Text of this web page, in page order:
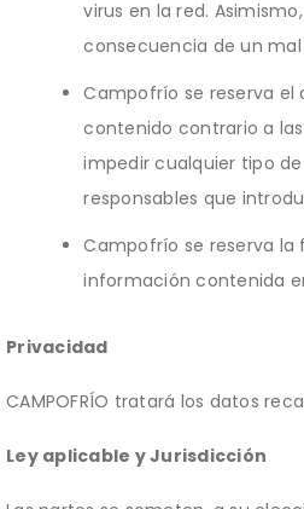
virus en la red.
consecuencia de un
Campofrío se reserva el
contenido contrario a
impedir cualquier tipo
responsables que
Campofrío se reserva
información contenida
Privacidad
CAMPOFRÍO tratará los datos
Ley aplicable y Jurisdicción